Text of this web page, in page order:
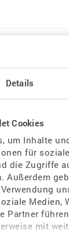
Details
Cookies
um Inhalte
für
die Zugriffe
Außerdem
Medien,
Partner
mit